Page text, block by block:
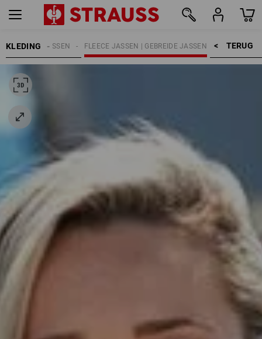
KLEDING TERUG    >
FLEECE JASSEN | GEBREIDE JASSEN
WERKJASSEN